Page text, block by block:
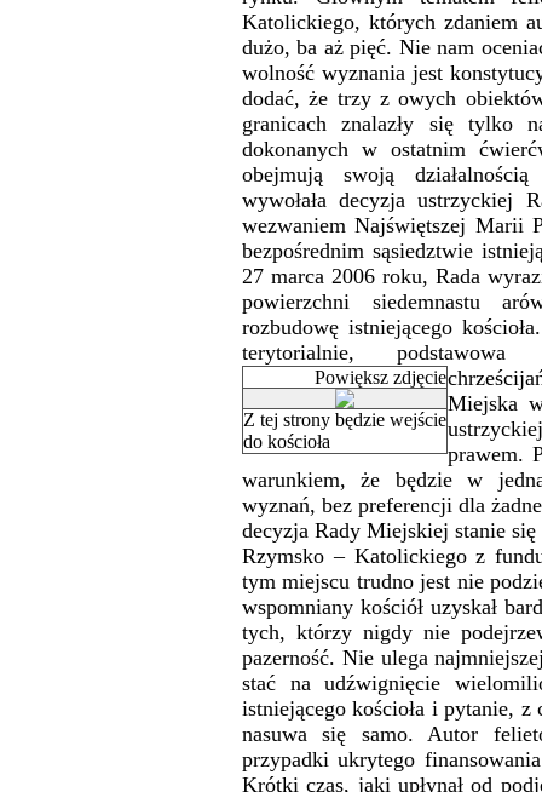
Katolickiego, których zdaniem
dużo, ba aż pięć. Nie nam
wolność wyznania jest
dodać, że trzy z owych
granicach znalazły się tylko
dokonanych w ostatnim
obejmują swoją
wywołała decyzja ustrzyckiej
wezwaniem Najświętszej Marii
bezpośrednim sąsiedztwie
27 marca 2006 roku, Rada
powierzchni siedemnastu
rozbudowę istniejącego
terytorialnie, podstawowa
Z tej strony będzie wejście
do kościoła
Miejska
prawem.
warunkiem, że będzie w
wyznań, bez preferencji dla
decyzja Rady Miejskiej stanie
Rzymsko – Katolickiego z
tym miejscu trudno jest nie
wspomniany kościół uzyskał
tych, którzy nigdy nie
pazerność. Nie ulega
stać na udźwignięcie
istniejącego kościoła i pytanie, z
nasuwa się samo. Autor
przypadki ukrytego
Krótki czas, jaki upłynął od